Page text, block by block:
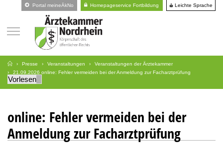
Portal meineÄkNo Homepageservice Fortbildung Leichte Sprache
Presse Veranstaltungen
Veranstaltungen der Ärztekammer
21.09.2026 online: Fehler vermeiden bei der Anmeldung zur Facharztprüfung
Anmeldung
Vorlesen
online: Fehler vermeiden bei der
Anmeldung zur Facharztprüfung